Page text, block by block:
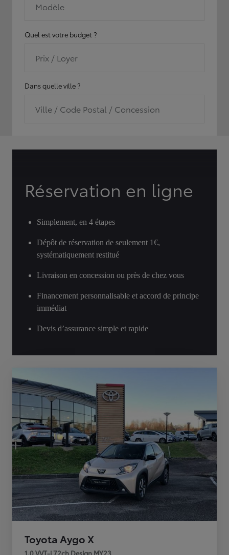
Modèle
Quel est votre budget ?
Prix / Loyer
Dans quelle ville ?
Ville / Code Postal / Concession
Réservation en ligne
Simplement, en 4 étapes
Dépôt de réservation de seulement 1€,
systématiquement restitué
Livraison en concession ou près de chez vous
Financement personnalisable et accord de principe
immédiat
Devis d’assurance simple et rapide
Toyota Aygo X
1.0 VVT-i 72ch Design MY23